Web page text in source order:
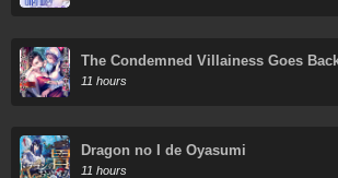
The Condemned Villainess Goes
and Aims to Become the Ultimate
11 hours
Dragon no I de Oyasumi
11 hours